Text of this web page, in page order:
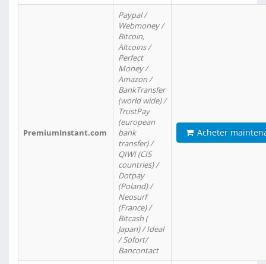
PremiumInstant.com
Paypal /
Webmoney /
Bitcoin,
Altcoins /
Perfect
Money /
Amazon /
BankTransfer
(world wide) /
TrustPay
(european
bank
transfer) /
QIWI (CIS
countries) /
Dotpay
(Poland) /
Neosurf
(France) /
Bitcash (
Japan) / Ideal
/ Sofort/
Bancontact
Acheter